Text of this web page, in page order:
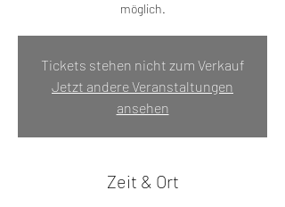
möglich.
Tickets stehen nicht zum Verkauf
Jetzt andere Veranstaltungen
ansehen
Zeit & Ort